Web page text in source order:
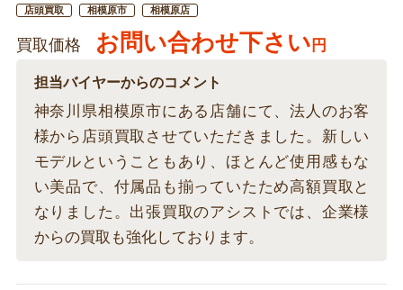
店頭買取 相模原市 相模原店
買取価格 お問い合わせ下さい 円
担当バイヤーからのコメント
神奈川県相模原市にある店舗にて、法人のお客
様から店頭買取させていただきました。新しい
モデルということもあり、ほとんど使用感もな
い美品で、付属品も揃っていたため高額買取と
なりました。出張買取のアシストでは、企業様
からの買取も強化しております。